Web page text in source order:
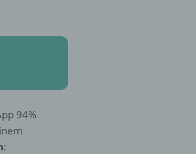
94%
: